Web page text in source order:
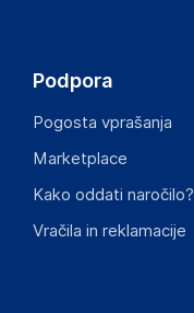
Podpora
Pogosta vprašanja
Marketplace
Kako oddati naročilo?
Vračila in reklamacije